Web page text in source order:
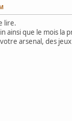
lire.
ainsi que le mois
votre arsenal, des